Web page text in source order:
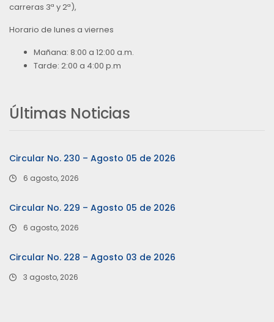
carreras 3ª y 2ª),
Horario de lunes a viernes
Mañana: 8:00 a 12:00 a.m.
Tarde: 2:00 a 4:00 p.m
Últimas Noticias
Circular No. 230 – Agosto 05 de 2026
6 agosto, 2026
Circular No. 229 – Agosto 05 de 2026
6 agosto, 2026
Circular No. 228 – Agosto 03 de 2026
3 agosto, 2026